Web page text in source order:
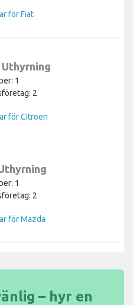
för Fiat
1
2
för Citroen
1
2
för Mazda
– hyr en